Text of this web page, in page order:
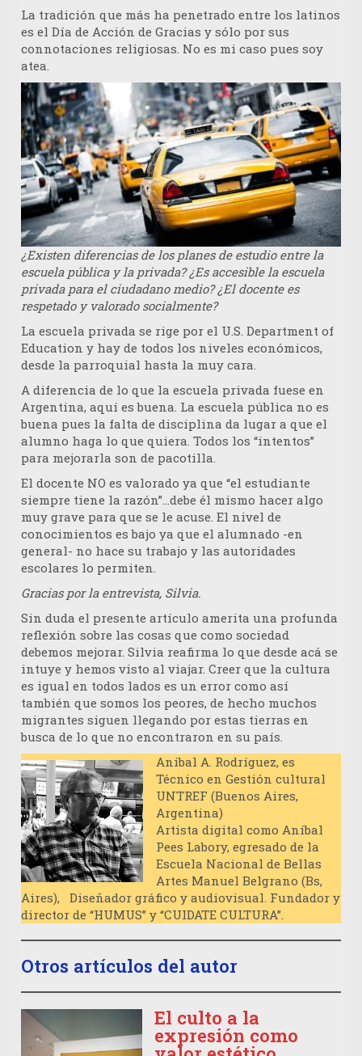
La tradición que más ha penetrado entre los latinos
es el Día de Acción de Gracias y sólo por sus
connotaciones religiosas. No es mi caso pues soy
atea.
¿Existen diferencias de los planes de estudio entre la
escuela pública y la privada? ¿Es accesible la escuela
privada para el ciudadano medio? ¿El docente es
respetado y valorado socialmente?
La escuela privada se rige por el U.S. Department of
Education y hay de todos los niveles económicos,
desde la parroquial hasta la muy cara.
A diferencia de lo que la escuela privada fuese en
Argentina, aquí es buena. La escuela pública no es
buena pues la falta de disciplina da lugar a que el
alumno haga lo que quiera. Todos los “intentos”
para mejorarla son de pacotilla.
El docente NO es valorado ya que “el estudiante
siempre tiene la razón”…debe él mismo hacer algo
muy grave para que se le acuse. El nivel de
conocimientos es bajo ya que el alumnado -en
general- no hace su trabajo y las autoridades
escolares lo permiten.
Gracias por la entrevista, Silvia.
Sin duda el presente artículo amerita una profunda
reflexión sobre las cosas que como sociedad
debemos mejorar. Silvia reafirma lo que desde acá se
intuye y hemos visto al viajar. Creer que la cultura
es igual en todos lados es un error como así
también que somos los peores, de hecho muchos
migrantes siguen llegando por estas tierras en
busca de lo que no encontraron en su país.
Aníbal A. Rodríguez, es
Técnico en Gestión cultural
UNTREF (Buenos Aires,
Argentina)
Artista digital como Aníbal
Pees Labory, egresado de la
Escuela Nacional de Bellas
Artes Manuel Belgrano (Bs,
Aires), Diseñador gráfico y audiovisual. Fundador y
director de “HUMUS” y “CUIDATE CULTURA”.
Otros artículos del autor
El culto a la
expresión como